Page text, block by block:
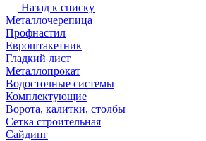
Назад к списку
Металлочерепица
Профнастил
Евроштакетник
Гладкий лист
Металлопрокат
Водосточные системы
Комплектующие
Ворота, калитки, столбы
Сетка строительная
Сайдинг